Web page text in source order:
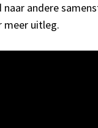
naar andere
meer uitleg.